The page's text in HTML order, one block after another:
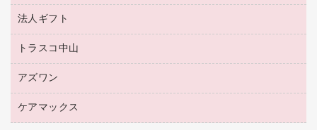
パイプ式ファイル
その他ファイル
クリヤーホルダー
クリヤーブック（差替式）
クリヤーブック（固定式）
ボールペン（油性）
ボールペン（ゲルインク）
シャープペンシル用替芯
接着用品
針なしステープラー
紙めくり
裁断機
陳列什器
紙手提げ袋
レジ・ポリ袋
ディスプレイ用品
カウンター／お会計用品
東急ハンズ
法人ギフト
高島屋
高島屋（食品・飲料）
カウネットギフト（食品・飲料）
トラスコ中山
建築・作業用品
アズワン
医療・介護用品（食品・飲料・食添製品）
ケアマックス